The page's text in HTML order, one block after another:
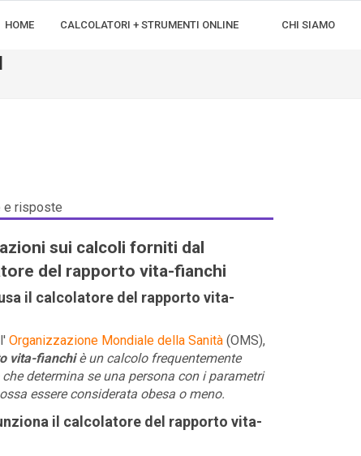
HOME CALCOLATORI + STRUMENTI ONLINE CHI SIAMO
e risposte
sui calcoli forniti dal
del rapporto vita-fianchi
il calcolatore del rapporto vita-
Organizzazione Mondiale della Sanità(OMS),
vita-fianchiè un calcolo frequentemente
determina se una persona con i parametri
essere considerata obesa o meno.
il calcolatore del rapporto vita-